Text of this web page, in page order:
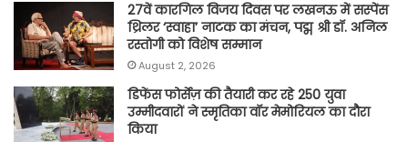
27वें कारगिल विजय दिवस पर लखनऊ में सस्पेंस
थ्रिलर ‘स्वाहा’ नाटक का मंचन, पद्म श्री डॉ. अनिल
रस्तोगी को विशेष सम्मान
August 2, 2026
डिफेंस फोर्सेज़ की तैयारी कर रहे 250 युवा
उम्मीदवारों ने स्मृतिका वॉर मेमोरियल का दौरा
किया